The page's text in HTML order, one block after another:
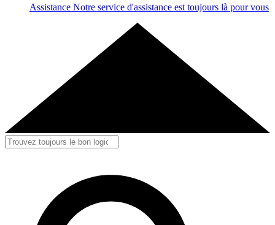
Assistance Notre service d'assistance est toujours là pour vous